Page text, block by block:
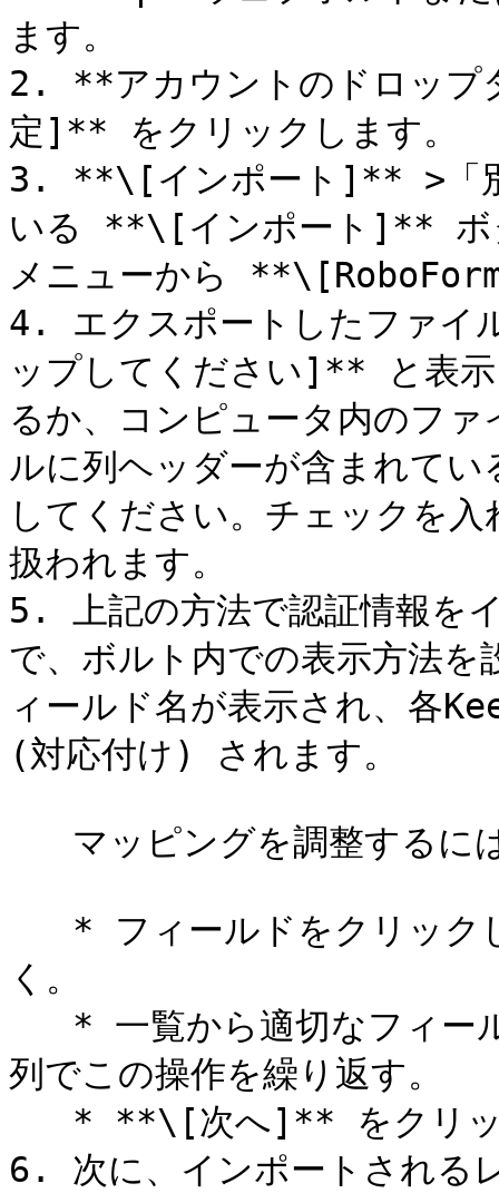
ます。
2. **アカウントのドロッ
定]** をクリックします。
3. **\[インポート]** >「別
いる **\[インポート]** ボ
メニューから
4. エクスポートしたファ
ップしてください]** と表示
るか、コンピュータ内のフ
ルに列ヘッダーが含まれて
してください。チェックを
扱われます。
5. 上記の方法で認証情報を
で、ボルト内での表示方法を
ィールド名が表示され、各
(対応付け) されます。
く。
列でこの操作を繰り返す。
6. 次に、インポートされる